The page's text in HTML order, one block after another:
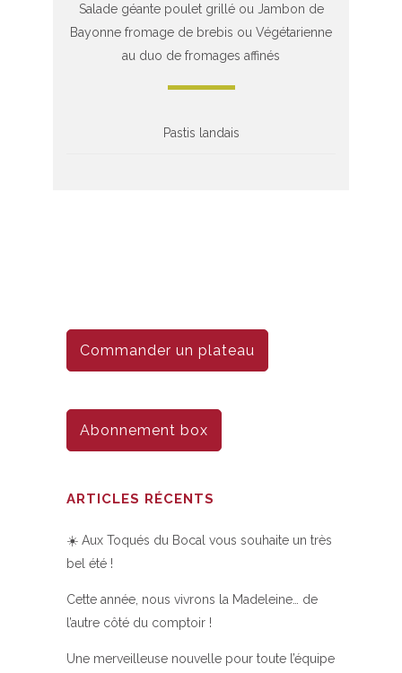
Salade géante poulet grillé ou Jambon de
Bayonne fromage de brebis ou Végétarienne
au duo de fromages affinés
Pastis landais
Commander un plateau
Abonnement box
ARTICLES RÉCENTS
☀️ Aux Toqués du Bocal vous souhaite un très
bel été !
Cette année, nous vivrons la Madeleine… de
l’autre côté du comptoir !
Une merveilleuse nouvelle pour toute l’équipe